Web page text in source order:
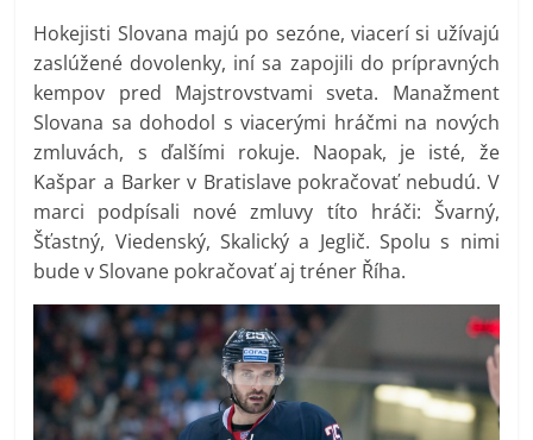
Hokejisti Slovana majú po sezóne, viacerí si užívajú
zaslúžené dovolenky, iní sa zapojili do prípravných
kempov pred Majstrovstvami sveta. Manažment
Slovana sa dohodol s viacerými hráčmi na nových
zmluvách, s ďalšími rokuje. Naopak, je isté, že
Kašpar a Barker v Bratislave pokračovať nebudú. V
marci podpísali nové zmluvy títo hráči: Švarný,
Šťastný, Viedenský, Skalický a Jeglič. Spolu s nimi
bude v Slovane pokračovať aj tréner Říha.